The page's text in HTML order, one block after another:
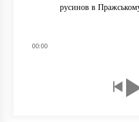
русинов в
00:00